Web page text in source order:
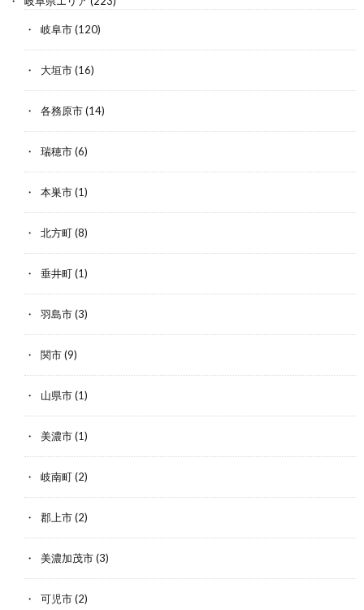
岐阜市(120)
大垣市(16)
各務原市(14)
瑞穂市(6)
本巣市(1)
北方町(8)
垂井町(1)
羽島市(3)
関市(9)
山県市(1)
美濃市(1)
岐南町(2)
郡上市(2)
美濃加茂市(3)
可児市(2)